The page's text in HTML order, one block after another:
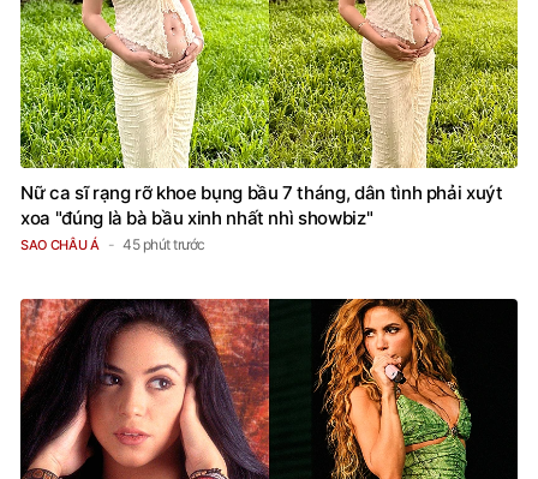
Nữ ca sĩ rạng rỡ khoe bụng bầu 7 tháng, dân tình phải xuýt
xoa "đúng là bà bầu xinh nhất nhì showbiz"
SAO CHÂU Á 45 phút trước